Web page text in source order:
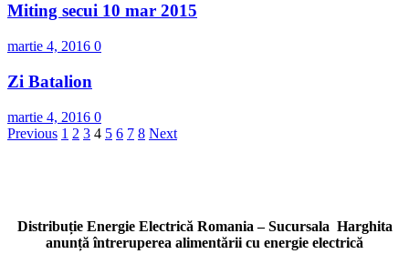
Miting secui 10 mar 2015
martie 4, 2016 0
Zi Batalion
martie 4, 2016 0
Paginație
Previous 1 2 3 4 5 6 7 8 Next
Distribuție Energie Electrică Romania – Sucursala Harghita
anunță întreruperea alimentării cu energie electrică